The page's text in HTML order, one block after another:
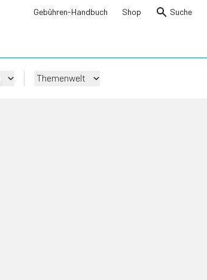
Gebühren-Handbuch Shop Suche
Themenwelt